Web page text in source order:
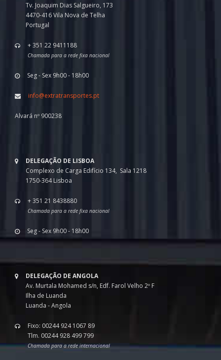
Tv. Joaquim Dias Salgueiro, 173
4470-416 Vila Nova de Telha
Portugal
+ 351 22 9411188
Chamada para a rede fixa nacional
Seg - Sex 9h00 - 18h00
info@extratransportes.pt
Alvará nº 900238
DELEGAÇÃO DE LISBOA
Complexo de Carga Edifício 134, Sala 1218
1750-364 Lisboa
+ 351 21 8438880
Chamada para a rede fixa nacional
Seg - Sex 9h00 - 18h00
DELEGAÇÃO DE ANGOLA
Av. Murtala Mohamed s/n, Edf. Farol Velho 2º F
Ilha de Luanda
Luanda - Angola
Fixo: 00244 924 1067 89
Tlm. 00244 928 499 799
Chamada para a rede internacional